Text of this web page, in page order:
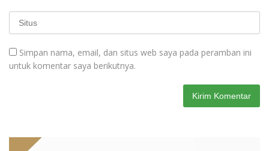
Simpan nama, email, dan situs web saya pada peramban ini
untuk komentar saya berikutnya.